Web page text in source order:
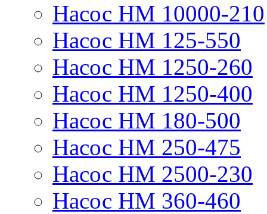
Насос НМ 10000-210
Насос НМ 125-550
Насос НМ 1250-260
Насос НМ 1250-400
Насос НМ 180-500
Насос НМ 250-475
Насос НМ 2500-230
Насос НМ 360-460